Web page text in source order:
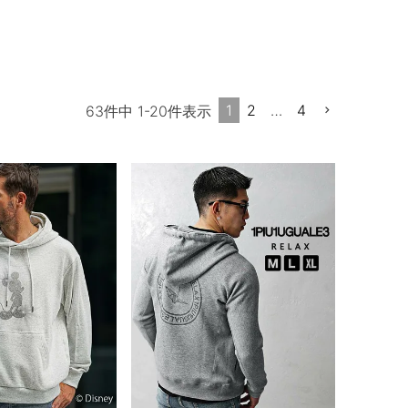
63件中 1-20件表示 1 2 … 4